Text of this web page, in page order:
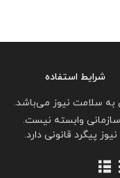
شرایط استفاده
سلامت نیوز می‌باشد.
وابسته نیست.
پیگرد قانونی دارد.